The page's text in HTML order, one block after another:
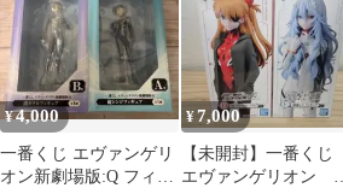
¥4,000
一番くじ エヴァンゲリ
オン新劇場版:Q フィギ
¥7,000
【未開封】一番くじ
エヴァンゲリオン D